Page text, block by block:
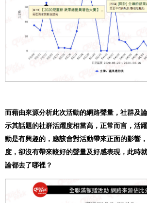
而藉由來源分析此次活動的網路聲量，社群及
示其話題的社群活躍度相當高，正常而言，活
動是有興趣的，應該會對活動帶來正面的影響
度，卻沒有帶來較好的聲量及好感表現，此時
論都去了哪裡？